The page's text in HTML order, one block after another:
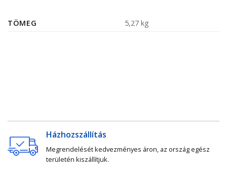
TÖMEG 5,27 kg
Házhozszállítás
Megrendelését kedvezményes áron, az ország egész
területén kiszállítjuk.